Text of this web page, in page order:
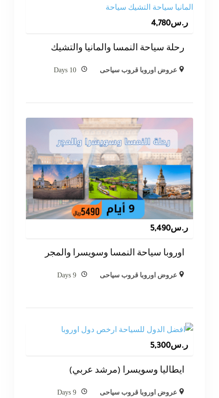
ر.س4,780
رحلة سياحة النمسا والمانيا والتشيك
عروض اوروبا قروب سياحى 10 Days
ر.س5,490
اوروبا سياحة النمسا وسويسرا والمجر
عروض اوروبا قروب سياحى 9 Days
ر.س5,300
ايطاليا وسويسرا (مرشد عربي)
عروض اوروبا قروب سياحى 9 Days